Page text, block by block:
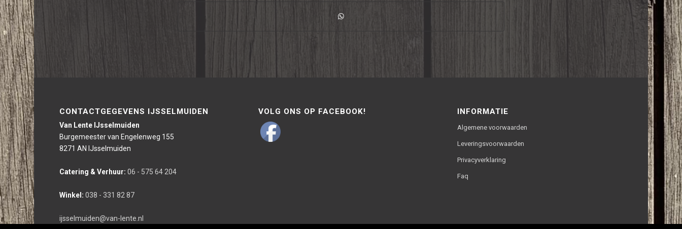
CONTACTGEGEVENS IJSSELMUIDEN
Van Lente IJsselmuiden
Burgemeester van Engelenweg 155
8271 AN IJsselmuiden
Catering & Verhuur: 06 - 575 64 204
Winkel: 038 - 331 82 87
ijsselmuiden@van-lente.nl
VOLG ONS OP FACEBOOK! INFORMATIE
Algemene voorwaarden
Leveringsvoorwaarden
Privacyverklaring
Faq